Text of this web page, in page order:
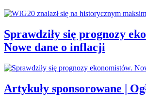
Sprawdziły się prognozy
Nowe dane o inflacji
Artykuły sponsorowane |